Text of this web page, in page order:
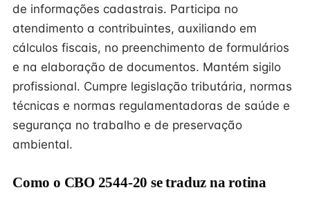
de informações cadastrais. Participa no
atendimento a contribuintes, auxiliando em
cálculos fiscais, no preenchimento de formulários
e na elaboração de documentos. Mantém sigilo
profissional. Cumpre legislação tributária, normas
técnicas e normas regulamentadoras de saúde e
segurança no trabalho e de preservação
ambiental.
Como o CBO 2544-20 se traduz na rotina